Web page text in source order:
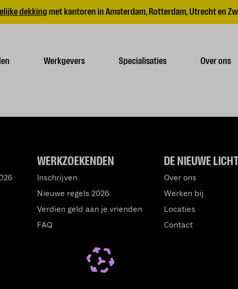
dekking met kantoren in Amsterdam, Rotterdam, Utrecht en
Werkgevers Specialisaties Over ons
DE NIEUWE
Over ons
Werken bij
Locaties
Contact
WERKZOEKENDEN
Inschrijven
Nieuwe regels 2026
Verdien geld aan je vrienden
FAQ